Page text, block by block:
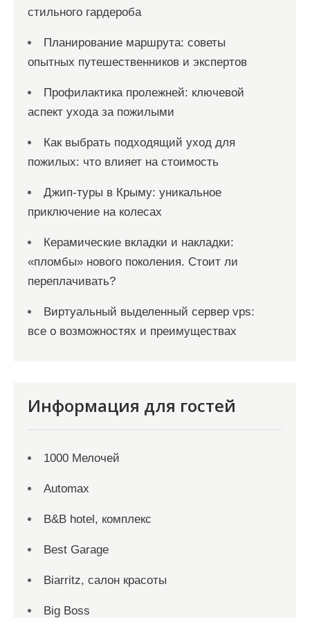
стильного гардероба
Планирование маршрута: советы
опытных путешественников и экспертов
Профилактика пролежней: ключевой
аспект ухода за пожилыми
Как выбрать подходящий уход для
пожилых: что влияет на стоимость
Джип-туры в Крыму: уникальное
приключение на колесах
Керамические вкладки и накладки:
«пломбы» нового поколения. Стоит ли
переплачивать?
Виртуальный выделенный сервер vps:
все о возможностях и преимуществах
Информация для гостей
1000 Мелочей
Automax
B&B hotel, комплекс
Best Garage
Biarritz, салон красоты
Big Boss